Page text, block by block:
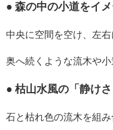
● 森の中の小道をイ
中央に空間を空け、左
奥へ続くような流木や
● 枯山水風の「静けさ
石と枯れ色の流木を組